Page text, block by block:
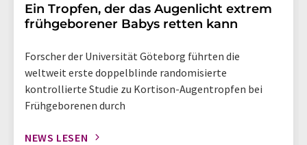
Ein Tropfen, der das Augenlicht extrem
frühgeborener Babys retten kann
Forscher der Universität Göteborg führten die
weltweit erste doppelblinde randomisierte
kontrollierte Studie zu Kortison-Augentropfen bei
Frühgeborenen durch
NEWS LESEN